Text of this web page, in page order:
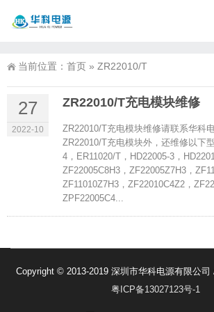
当前位置： 首页 » ZR22010/T
27
2022-10
ZR22010/T充电模块维修
ZR22010/T充电模块维修请联系华科
ZR22010/T充电模块外，还维修以下
4，ER11020/T，HD22005-3，
ZF22005C8H3，ZF22005Z7H3，
ZF11010Z7H3，ZF22010C4Z2，
ZPF22005C4...
Copyright © 2013-2019 深圳市华科电源有限公
粤ICP备13027123号-1